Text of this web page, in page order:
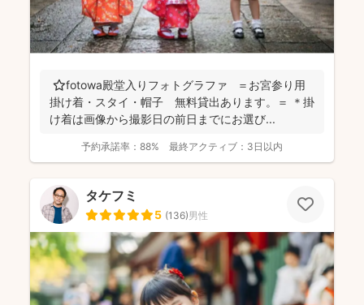
⭐️fotowa殿堂入りフォトグラファ ＝お宮参り用
掛け着・スタイ・帽子 無料貸出あります。＝ ＊掛
け着は画像から撮影日の前日までにお選び...
予約承諾率： 88% 最終アクティブ： 3日以内
タケフミ
5 (136)男性